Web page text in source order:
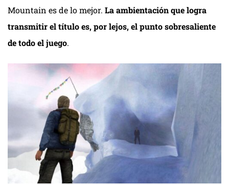
Mountain es de lo mejor. La ambientación que logra
transmitir el título es, por lejos, el punto sobresaliente
de todo el juego.